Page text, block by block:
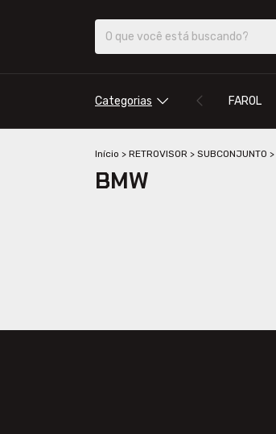
Categorias FAROL
Início > RETROVISOR > SUBCONJUNTO >
BMW